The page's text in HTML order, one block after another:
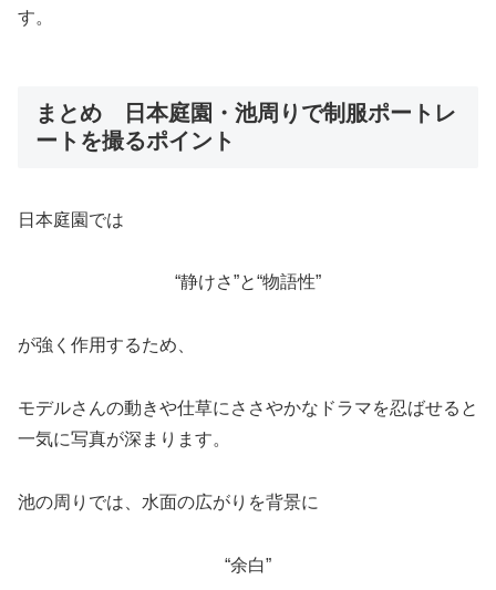
す。
まとめ 日本庭園・池周りで制服ポートレ
ートを撮るポイント
日本庭園では
“静けさ”と“物語性”
が強く作用するため、
モデルさんの動きや仕草にささやかなドラマを忍ばせると
一気に写真が深まります。
池の周りでは、水面の広がりを背景に
“余白”